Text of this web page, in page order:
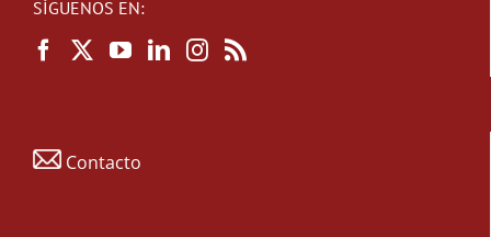
SÍGUENOS EN:
Contacto